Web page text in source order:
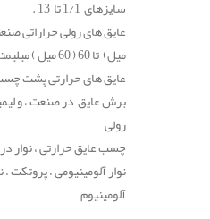
سایزهای 1/1 تا 13 .
میل) تا 60 ( 60 میل ) میلیمتر .
عایق های حرارتی پشت
برش عایق در صنعت ، و
رولی
چسب عایق حرارتی ، نوار
آلومینیوم